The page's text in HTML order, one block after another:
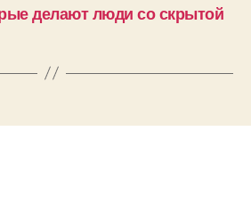
делают люди со скрытой